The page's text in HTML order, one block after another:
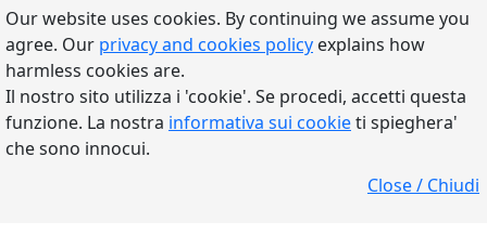
Our website uses cookies. By continuing we assume you
agree. Our privacy and cookies policy explains how
harmless cookies are.
Il nostro sito utilizza i 'cookie'. Se procedi, accetti questa
funzione. La nostra informativa sui cookieti spieghera'
che sono innocui.
Close / Chiudi